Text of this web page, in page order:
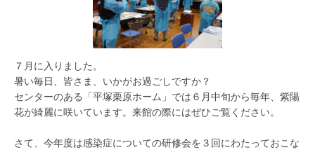
７月に入りました。
暑い毎日、皆さま、いかがお過ごしですか？
センターのある「平塚栗原ホーム」では６月中旬から毎年、紫陽
花が綺麗に咲いています。来館の際にはぜひご覧ください。
さて、今年度は感染症についての研修会を３回にわたっておこな